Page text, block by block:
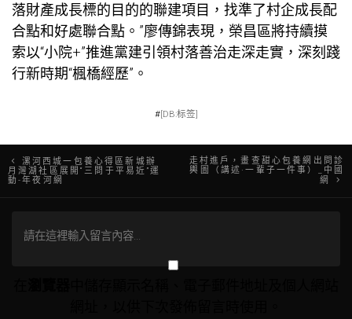
落財產成長標的目的的聯建項目，找準了村企成長配
合點和好處聯合點。”廖傳錦表現，榮昌區將持續摸
索以“小院+”推進黨建引領村落善治走深走實，深刻踐
行新時期“楓橋經歷”。
#[DB:标签]
文
章
導
漯河西城一包養心得區新城辦
月灣湖社區展開“三問于平易近”運
動-年夜河網
走村進戶，畫查甜心包養網出問診
輿圖（講述·一輩子一件事）_中國
網